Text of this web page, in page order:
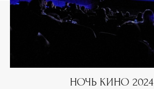
НОЧЬ КИНО 2024